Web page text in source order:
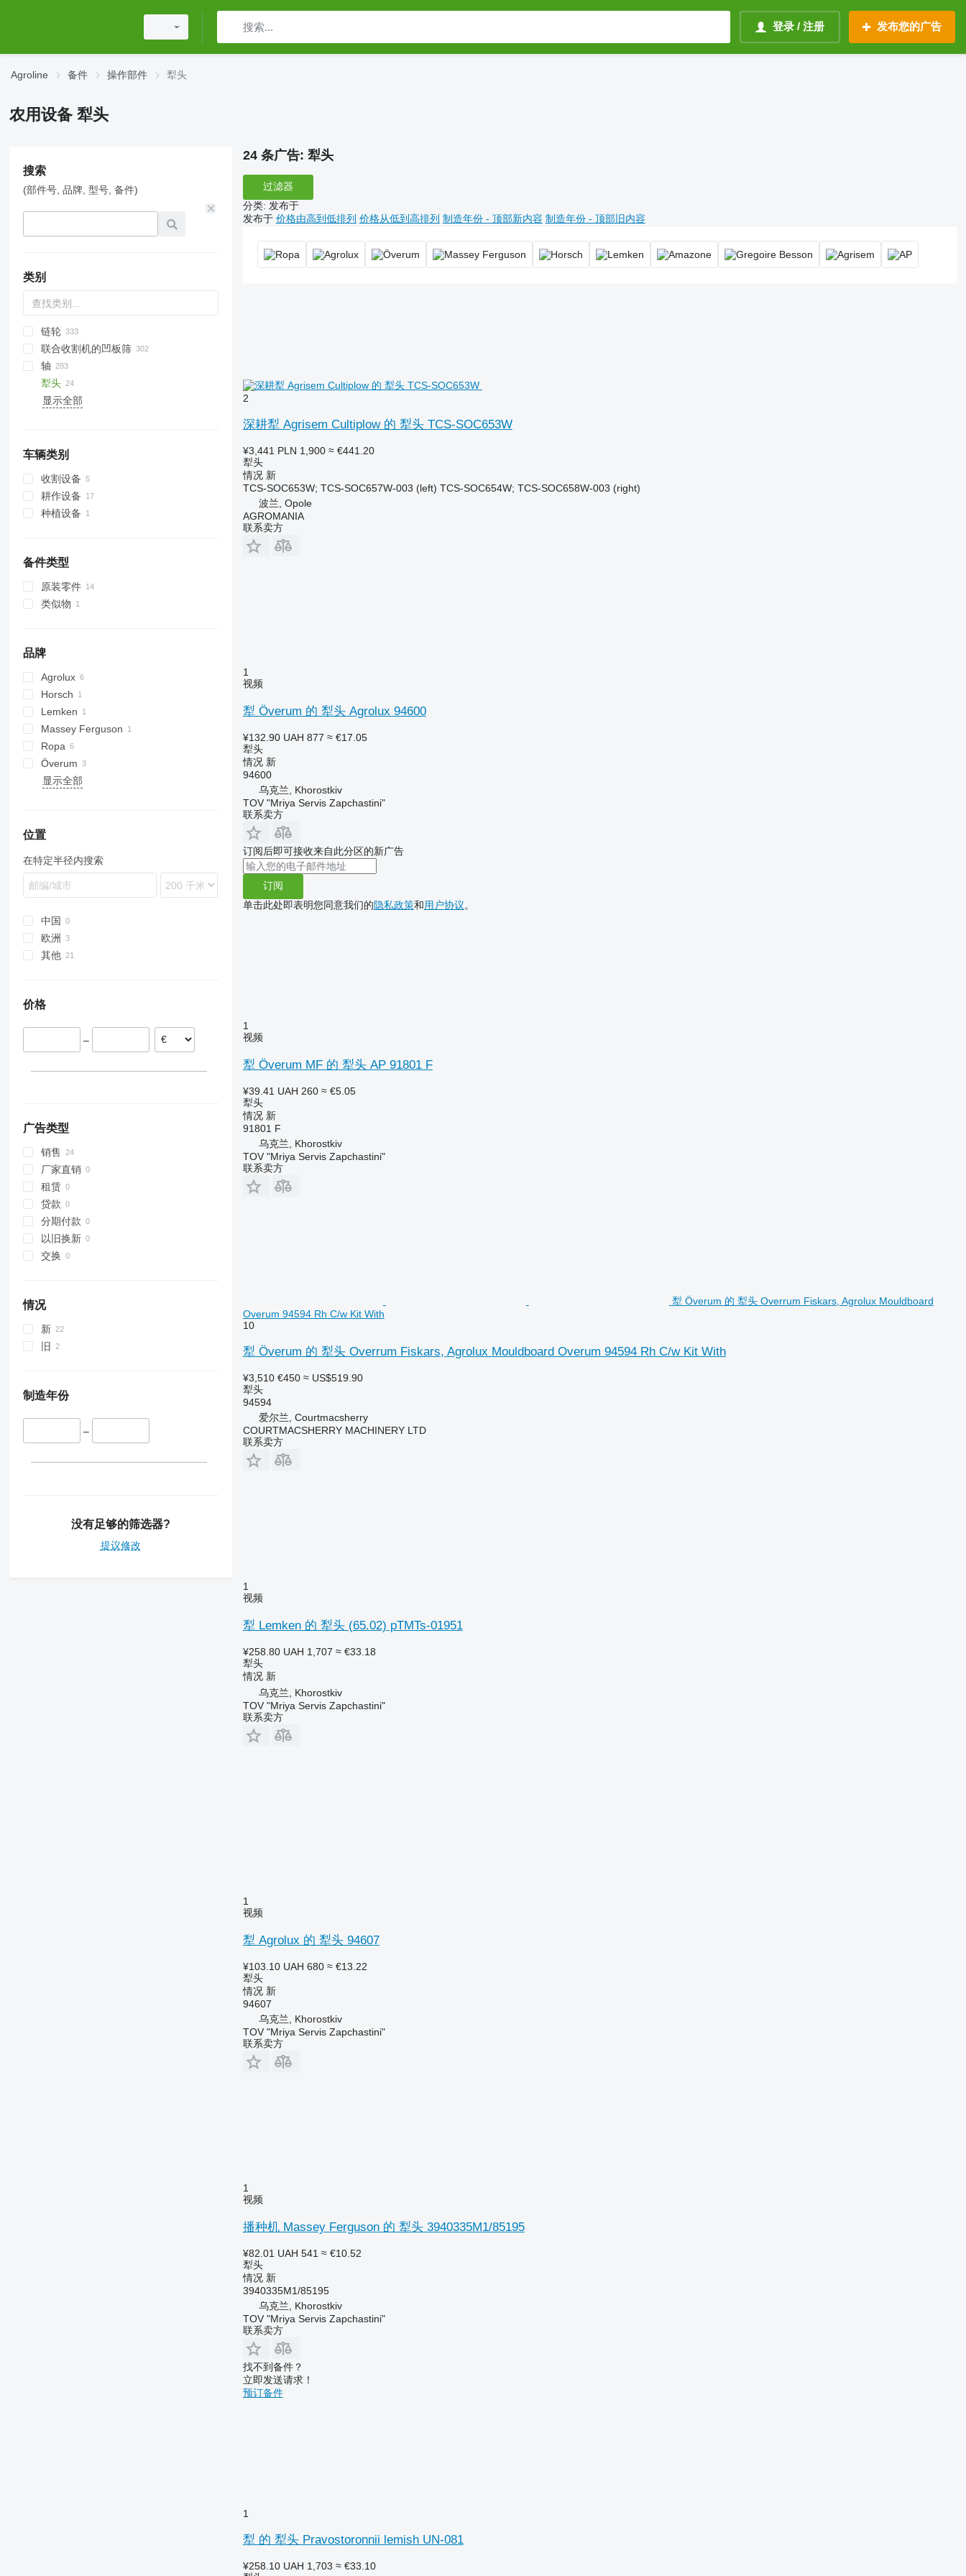
登录 / 注册 发布您的广告
Agroline 备件 操作部件 犁头
农用设备 犁头
搜索
(部件号, 品牌, 型号, 备件)
类别
链轮
联合收割机的凹板筛
轴
犁头
显示全部
车辆类别
收割设备
甜菜收割机
耕作设备
耙
犁
种植设备
备件类型
原装零件
类似物
品牌
Cultiplow
Agrolux
Horsch
Lemken
Massey Ferguson
Ropa
Överum
显示全部
位置
在特定半径内搜索
中国
欧洲
其他
价格
–
广告类型
销售
厂家直销
租赁
贷款
分期付款
以旧换新
交换
情况
新
旧
制造年份
–
没有足够的筛选器?
提议修改
24 条广告: 犁头
过滤器
分类: 发布于
发布于 价格由高到低排列 价格从低到高排列 制造年份 - 顶部新内容 制造年份 - 顶部旧内容
2
深耕犁 Agrisem Cultiplow 的 犁头 TCS-SOC653W
¥3,441 PLN 1,900 ≈ €441.20
犁头
情况新
TCS-SOC653W; TCS-SOC657W-003 (left) TCS-SOC654W; TCS-SOC658W-003 (right)
波兰, Opole
AGROMANIA
联系卖方
1
视频
犁 Överum 的 犁头 Agrolux 94600
¥132.90 UAH 877 ≈ €17.05
犁头
情况新
94600
乌克兰, Khorostkiv
TOV "Mriya Servis Zapchastini"
联系卖方
订阅后即可接收来自此分区的新广告
订阅
单击此处即表明您同意我们的隐私政策和用户协议。
1
视频
犁 Överum MF 的 犁头 AP 91801 F
¥39.41 UAH 260 ≈ €5.05
犁头
情况新
91801 F
乌克兰, Khorostkiv
TOV "Mriya Servis Zapchastini"
联系卖方
犁 Överum 的 犁头 Overrum Fiskars, Agrolux Mouldboard
Overum 94594 Rh C/w Kit With
10
犁 Överum 的 犁头 Overrum Fiskars, Agrolux Mouldboard Overum 94594 Rh C/w Kit With
¥3,510 €450 ≈ US$519.90
犁头
94594
爱尔兰, Courtmacsherry
COURTMACSHERRY MACHINERY LTD
联系卖方
1
视频
犁 Lemken 的 犁头 (65.02) pTMTs-01951
¥258.80 UAH 1,707 ≈ €33.18
犁头
情况新
乌克兰, Khorostkiv
TOV "Mriya Servis Zapchastini"
联系卖方
1
视频
犁 Agrolux 的 犁头 94607
¥103.10 UAH 680 ≈ €13.22
犁头
情况新
94607
乌克兰, Khorostkiv
TOV "Mriya Servis Zapchastini"
联系卖方
1
视频
播种机 Massey Ferguson 的 犁头 3940335M1/85195
¥82.01 UAH 541 ≈ €10.52
犁头
情况新
3940335M1/85195
乌克兰, Khorostkiv
TOV "Mriya Servis Zapchastini"
联系卖方
找不到备件？
立即发送请求！
预订备件
1
犁 的 犁头 Pravostoronnii lemish UN-081
¥258.10 UAH 1,703 ≈ €33.10